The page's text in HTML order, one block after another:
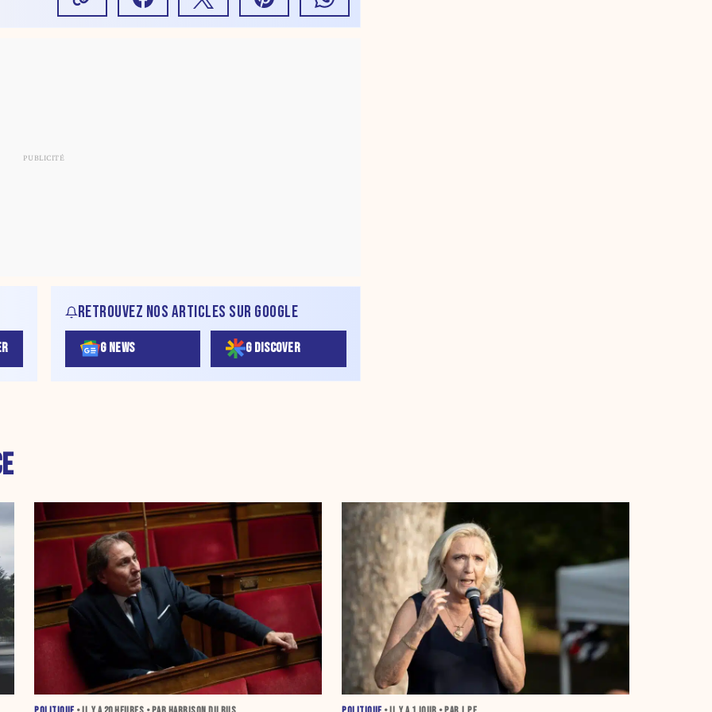
RETROUVEZ NOS ARTICLES SUR GOOGLE
G NEWS G DISCOVER